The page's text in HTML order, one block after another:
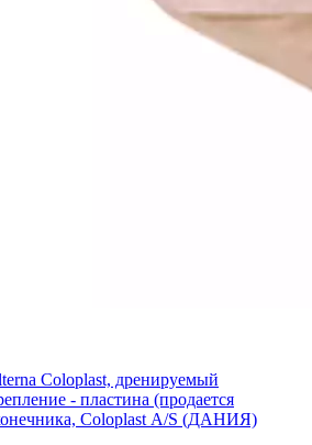
Coloplast, дренируемый
- пластина (продается
Coloplast А/S (ДАНИЯ)